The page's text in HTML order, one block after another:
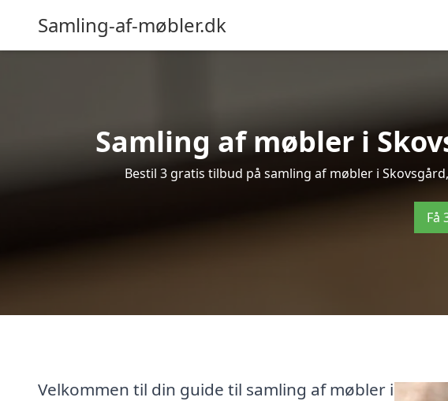
Samling-af-møbler.dk
Samling af møbler i
Bestil 3 gratis tilbud på samling af møbler i
Få
Velkommen til din guide til samling af møbler i